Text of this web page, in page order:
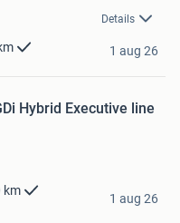
Details
1 aug 26
Hybrid Executive line
km
1 aug 26